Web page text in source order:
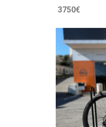
3750€